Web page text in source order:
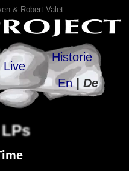
& Robert Valet
Live
Historie
En| De